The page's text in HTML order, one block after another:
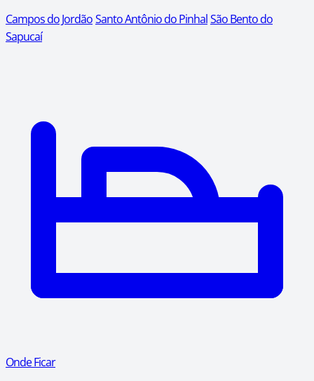
Campos do JordãoSanto Antônio do PinhalSão Bento do
Sapucaí
Onde Ficar